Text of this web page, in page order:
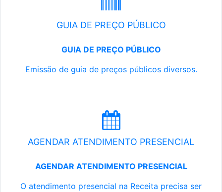
GUIA DE PREÇO PÚBLICO
GUIA DE PREÇO PÚBLICO
Emissão de guia de preços públicos diversos.
AGENDAR ATENDIMENTO PRESENCIAL
AGENDAR ATENDIMENTO PRESENCIAL
O atendimento presencial na Receita precisa ser